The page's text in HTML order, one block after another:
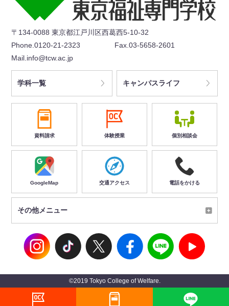
〒134-0088 東京都江戸川区西葛西5-10-32
Phone.0120-21-2323
Fax.03-5658-2601
Mail.info@tcw.ac.jp
学科一覧 キャンパスライフ
資料請求 体験授業 個別相談会
GoogleMap 交通アクセス 電話をかける
その他メニュー
©2019 Tokyo College of Welfare.